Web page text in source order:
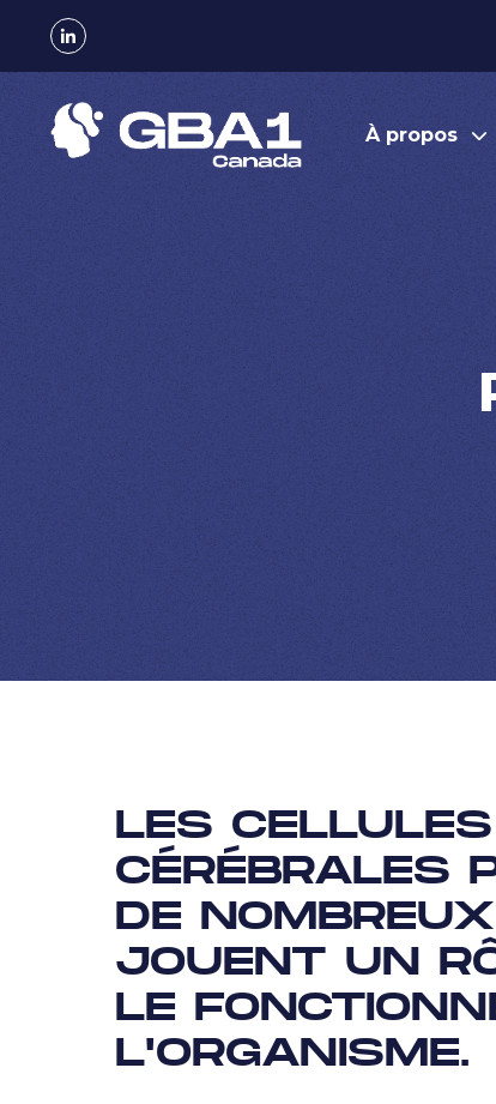
À propos
LES CELLULES
CÉRÉBRALES
DE
JOUENT UN
LE
L'ORGANISME.